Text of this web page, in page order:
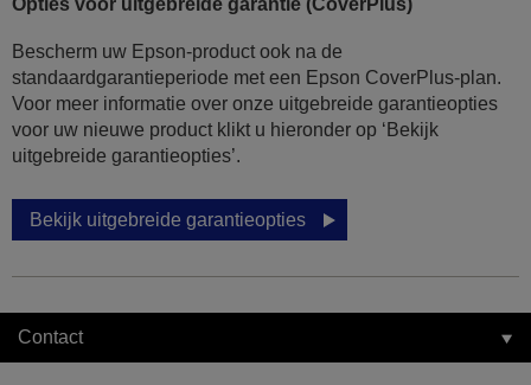
Opties voor uitgebreide garantie (CoverPlus)
Bescherm uw Epson-product ook na de
standaardgarantieperiode met een Epson CoverPlus-plan.
Voor meer informatie over onze uitgebreide garantieopties
voor uw nieuwe product klikt u hieronder op ‘Bekijk
uitgebreide garantieopties’.
Bekijk uitgebreide garantieopties
Contact